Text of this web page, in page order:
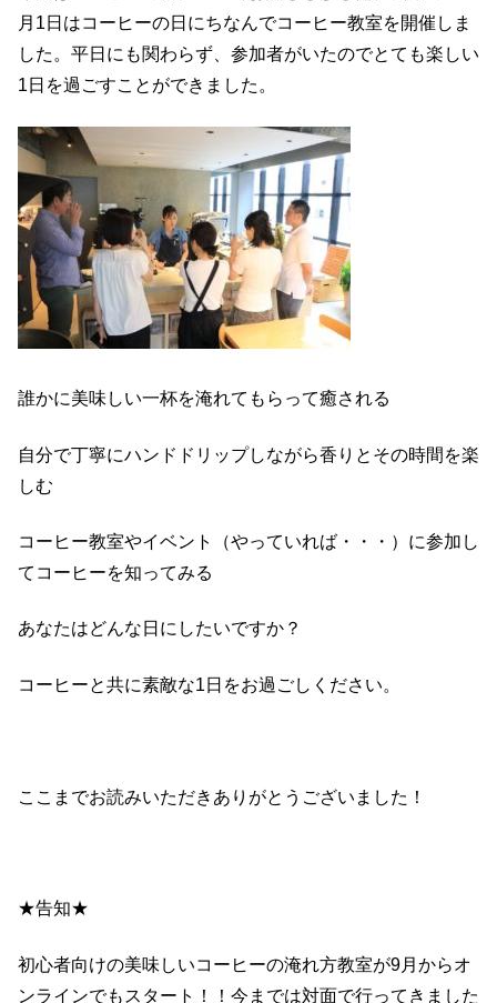
月1日はコーヒーの日にちなんでコーヒー教室を開催しま
した。平日にも関わらず、参加者がいたのでとても楽しい
1日を過ごすことができました。
誰かに美味しい一杯を淹れてもらって癒される
自分で丁寧にハンドドリップしながら香りとその時間を楽
しむ
コーヒー教室やイベント（やっていれば・・・）に参加し
てコーヒーを知ってみる
あなたはどんな日にしたいですか？
コーヒーと共に素敵な1日をお過ごしください。
ここまでお読みいただきありがとうございました！
★告知★
初心者向けの美味しいコーヒーの淹れ方教室が9月からオ
ンラインでもスタート！！今までは対面で行ってきました